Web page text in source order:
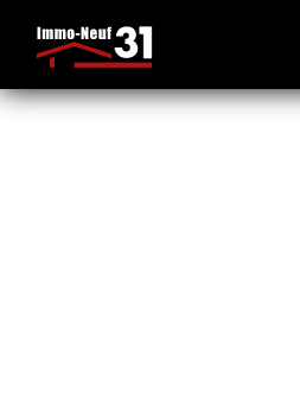
Accueil|Immobilier Neuf Pibrac